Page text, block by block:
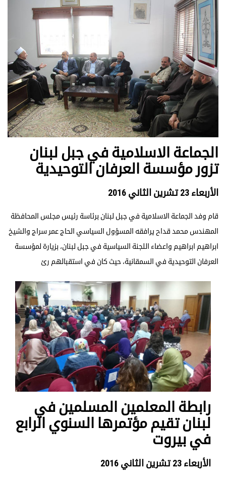
الجماعة الاسلامية في جبل لبنان
تزور مؤسسة العرفان التوحيدية
الأربعاء 23 تشرين الثاني 2016
قام وفد الجماعة الاسلامية في جبل لبنان برئاسة رئيس مجلس المحافظة
المهندس محمد قداح يرافقه المسؤول السياسي الحاج عمر سراج والشيخ
ابراهيم ابراهيم واعضاء اللجنة السياسية في جبل لبنان، بزيارة لمؤسسة
العرفان التوحيدية في السمقانية، حيث كان في استقبالهم رئ
رابطة المعلمين المسلمين في
لبنان تقيم مؤتمرها السنوي الرابع
في بيروت
الأربعاء 23 تشرين الثاني 2016